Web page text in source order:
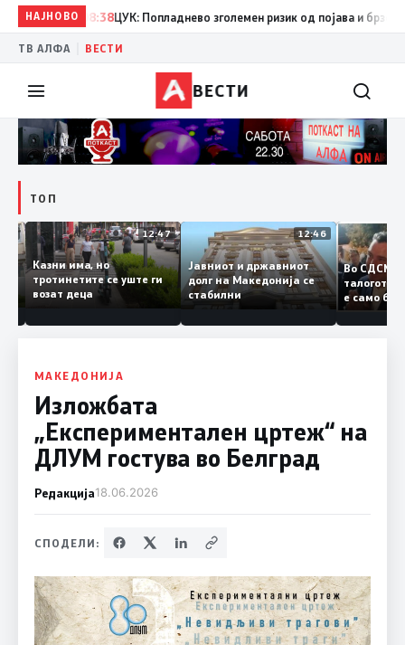
НАЈНОВО
08:38 ЦУК: Попладнево зголемен ризик од појава и брзо
ТВ АЛФА ВЕСТИ
ВЕСТИ
ТОП
12:50
и
12:47
Казни има, но
тротинетите се уште ги
возат деца
12:46
Јавниот и државниот
долг на Македонија се
стабилни
Во
е само
копија
Заев
МАКЕДОНИЈА
Изложбата
„Експериментален цртеж“ на
ДЛУМ гостува во Белград
Редакција18.06.2026
СПОДЕЛИ: